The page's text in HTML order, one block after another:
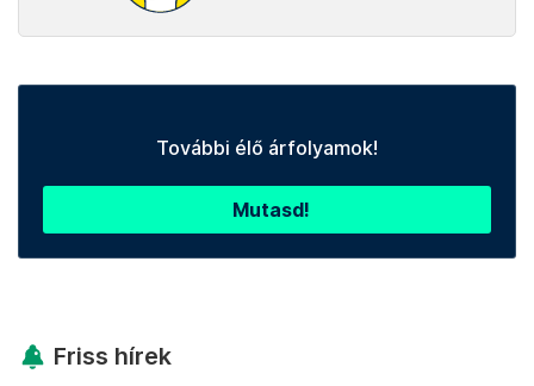
További élő árfolyamok!
Mutasd!
Friss hírek